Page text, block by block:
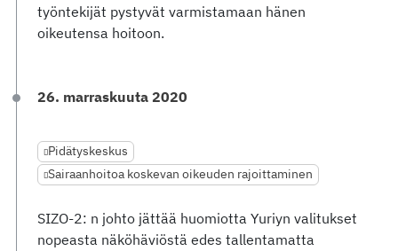
työntekijät pystyvät varmistamaan hänen
oikeutensa hoitoon.
26. marraskuuta 2020
Pidätyskeskus
Sairaanhoitoa koskevan oikeuden rajoittaminen
SIZO-2: n johto jättää huomiotta Yuriyn valitukset
nopeasta näköhäviöstä edes tallentamatta